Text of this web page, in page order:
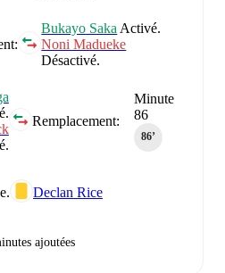
Bukayo Saka Activé.
Noni Madueke
Désactivé.
Minute
86
86‎’‎
Remplacement:
Declan Rice
ajoutées